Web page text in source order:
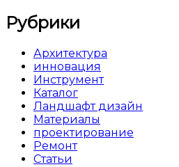
Рубрики
Архитектура
инновация
Инструмент
Каталог
Ландшафт дизайн
Материалы
проектирование
Ремонт
Статьи